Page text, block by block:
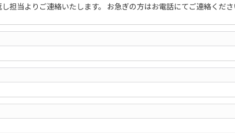
担当よりご連絡いたします。 お急ぎの方はお電話にてご連絡くだ